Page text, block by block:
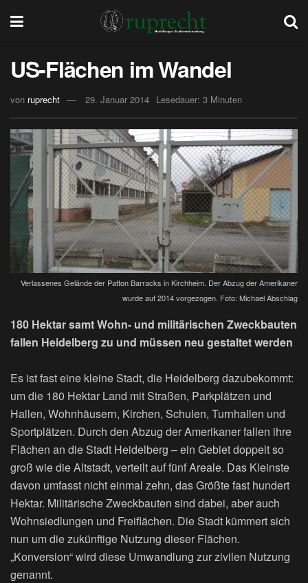
US-Flächen im Wandel
von ruprecht 29. Januar 2014 Lesedauer: 3 Minuten
Verlassenes Gelände der Patton Barracks in Kirchheim. Der Abzug der Amerikaner
wurde auf 2014 vorgezogen. Foto: Michael Abschlag
180 Hektar samt Wohn- und militärischen Zweckbauten
fallen Heidelberg zu und müssen neu gestaltet werden
Es ist fast eine kleine Stadt, die Heidelberg dazubekommt:
um die 180 Hektar Land mit Straßen, Parkplätzen und
Hallen, Wohnhäusern, Kirchen, Schulen, Turnhallen und
Sportplätzen. Durch den­ Abzug der Amerikaner fallen ihre
Flächen an die Stadt Heidelberg – ein Gebiet doppelt so
groß wie die Altstadt, verteilt auf fünf Areale. Das Kleinste
davon umfasst nicht einmal zehn, das Größte fast hundert
Hektar. Militärische Zweckbauten sind dabei, aber auch
Wohnsiedlungen und Freiflächen. Die Stadt kümmert sich
nun um die zukünftige Nutzung dieser Flächen.
„Konversion“ wird diese Umwandlung zur zivilen Nutzung
genannt.